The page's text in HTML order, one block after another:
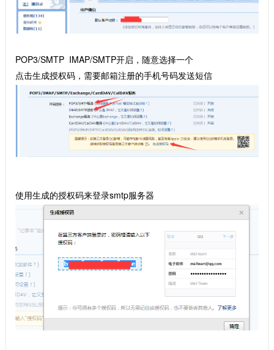
POP3/SMTP IMAP/SMTP开启，随意选择一个
点击生成授权码，需要邮箱注册的手机号码发送短信
使用生成的授权码来登录smtp服务器